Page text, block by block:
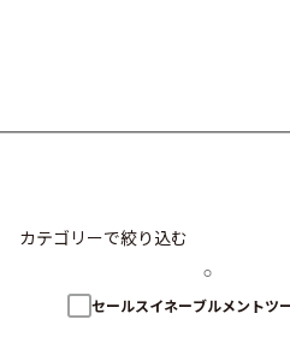
カテゴリーで絞り込む
セールスイネーブルメントツ